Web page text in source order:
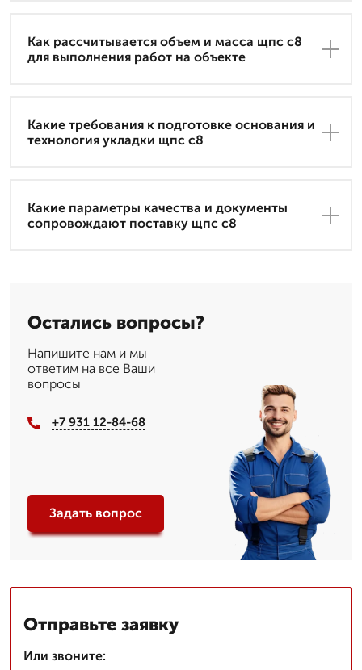
Как рассчитывается объем и масса щпс с8
для выполнения работ на объекте
Какие требования к подготовке основания и
технология укладки щпс с8
Какие параметры качества и документы
сопровождают поставку щпс с8
Остались вопросы?
Напишите нам и мы
ответим на все Ваши
вопросы
+7 931 12-84-68
Задать вопрос
Отправьте заявку
Или звоните: